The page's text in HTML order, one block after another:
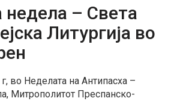
– Света
Литургија во
во Неделата на Антипасха –
Митрополитот Преспанско-